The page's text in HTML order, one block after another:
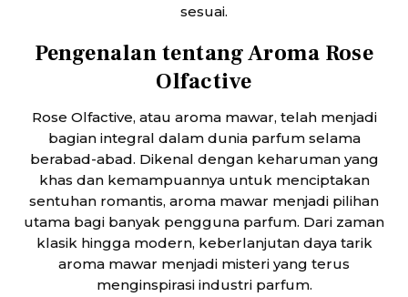
sesuai.
Pengenalan tentang Aroma Rose
Olfactive
Rose Olfactive, atau aroma mawar, telah menjadi
bagian integral dalam dunia parfum selama
berabad-abad. Dikenal dengan keharuman yang
khas dan kemampuannya untuk menciptakan
sentuhan romantis, aroma mawar menjadi pilihan
utama bagi banyak pengguna parfum. Dari zaman
klasik hingga modern, keberlanjutan daya tarik
aroma mawar menjadi misteri yang terus
menginspirasi industri parfum.